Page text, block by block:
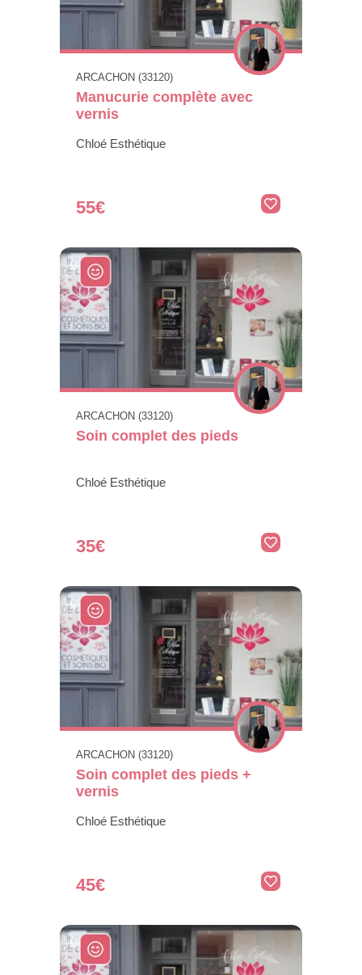
ARCACHON (33120)
Manucurie complète avec
vernis
Chloé Esthétique
55€
ARCACHON (33120)
Soin complet des pieds
Chloé Esthétique
35€
ARCACHON (33120)
Soin complet des pieds +
vernis
Chloé Esthétique
45€